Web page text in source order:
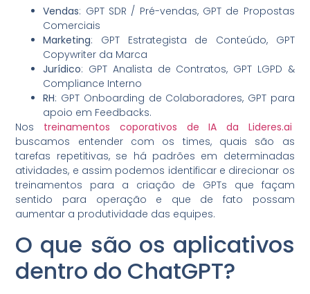
Vendas: GPT SDR / Pré-vendas, GPT de Propostas
Comerciais
Marketing: GPT Estrategista de Conteúdo, GPT
Copywriter da Marca
Jurídico: GPT Analista de Contratos, GPT LGPD &
Compliance Interno
RH: GPT Onboarding de Colaboradores, GPT para
apoio em Feedbacks.
Nos treinamentos coporativos de IA da Lideres.ai
buscamos entender com os times, quais são as
tarefas repetitivas, se há padrões em determinadas
atividades, e assim podemos identificar e direcionar os
treinamentos para a criação de GPTs que façam
sentido para operação e que de fato possam
aumentar a produtividade das equipes.
O que são os aplicativos
dentro do ChatGPT?